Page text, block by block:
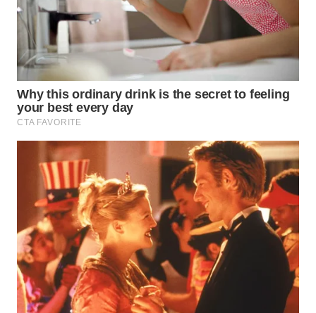
WN
TAPANULI
TENGAH
WN DELI
SERDANG
WN
TEBING
TINGGI
WN
PAKPAK
WN
KARAWANG